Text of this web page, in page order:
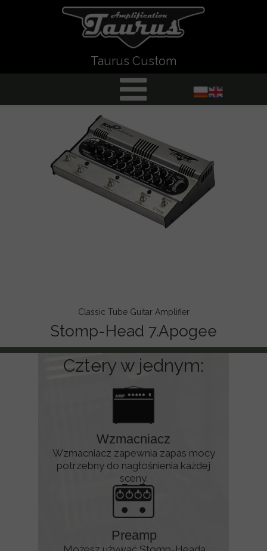
Classic Tube Guitar Amplifier
Cztery w jednym:
Preamp
Wzmacniacz
Wzmacniacz zapewnia zapas mocy
potrzebny do nagłośnienia każdej
sceny.
Stomp-Head 7.Apogee
amplifier , Taurus floor amp , tube guitar amplifier ,
Taurus Stomp Head SH7Apogee, Taurus Stomp-Head
SH7 Apogee, lassic guitar amplifier, StompHead 7, Taurus
Taurus Custom